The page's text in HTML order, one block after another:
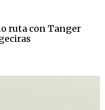
ruta con Tanger